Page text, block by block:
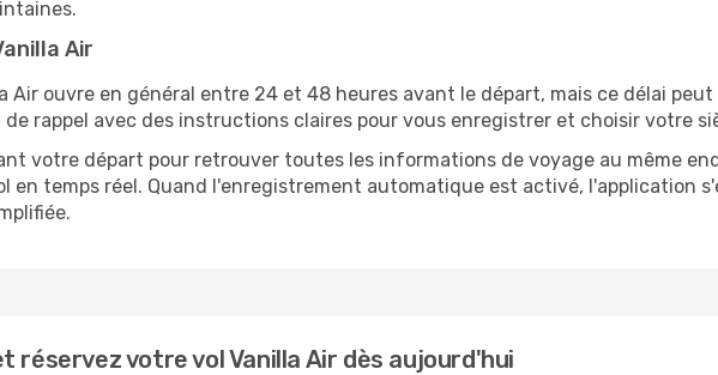
Air
Air ouvre en général entre 24 et 48 heures avant le départ, mais ce délai peut
rappel avec des instructions claires pour vous enregistrer et choisir votre
votre départ pour retrouver toutes les informations de voyage au même
en temps réel. Quand l'enregistrement automatique est activé, l'application
réservez votre vol Vanilla Air dès aujourd'hui